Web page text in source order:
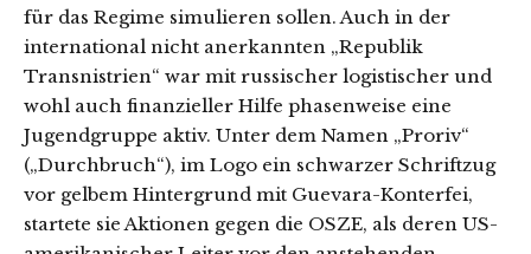
für das Regime simulieren sollen. Auch in der
international nicht anerkannten „Republik
Transnistrien“ war mit russischer logistischer und
wohl auch finanzieller Hilfe phasenweise eine
Jugendgruppe aktiv. Unter dem Namen „Proriv“
(„Durchbruch“), im Logo ein schwarzer Schriftzug
vor gelbem Hintergrund mit Guevara-Konterfei,
startete sie Aktionen gegen die OSZE, als deren US-